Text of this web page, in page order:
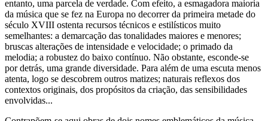
entanto, uma parcela de verdade. Com efeito, a esmagadora maioria
da música que se fez na Europa no decorrer da primeira metade do
século XVIII ostenta recursos técnicos e estilísticos muito
semelhantes: a demarcação das tonalidades maiores e menores;
bruscas alterações de intensidade e velocidade; o primado da
melodia; a robustez do baixo contínuo. Não obstante, esconde-se
por detrás, uma grande diversidade. Para além de uma escuta menos
atenta, logo se descobrem outros matizes; naturais reflexos dos
contextos originais, dos propósitos da criação, das sensibilidades
envolvidas...